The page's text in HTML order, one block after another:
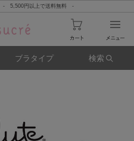
- 5,500円以上で送料無料 -
ブラタイプ 検索